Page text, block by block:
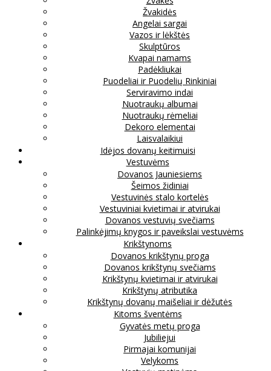
Žvakidės
Angelai sargai
Vazos ir lėkštės
Skulptūros
Kvapai namams
Padėkliukai
Puodeliai ir Puodelių Rinkiniai
Serviravimo indai
Nuotraukų albumai
Nuotraukų rėmeliai
Dekoro elementai
Laisvalaikiui
Idėjos dovanų keitimuisi
Vestuvėms
Dovanos Jauniesiems
Šeimos židiniai
Vestuvinės stalo kortelės
Vestuviniai kvietimai ir atvirukai
Dovanos vestuvių svečiams
Palinkėjimų knygos ir paveikslai vestuvėms
Krikštynoms
Dovanos krikštynų proga
Dovanos krikštynų svečiams
Krikštynų kvietimai ir atvirukai
Krikštynų atributika
Krikštynų dovanų maišeliai ir dėžutės
Kitoms šventėms
Gyvatės metų proga
Jubiliejui
Pirmajai komunijai
Velykoms